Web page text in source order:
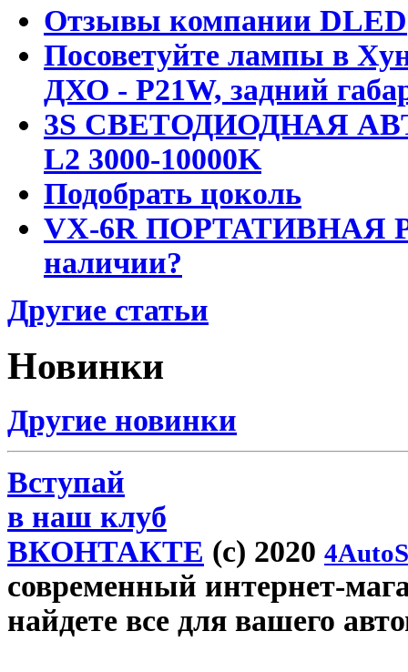
Отзывы компании DLED
Посоветуйте лампы в
ДХО - P21W, задний
3S СВЕТОДИОДНАЯ
L2 3000-10000K
Подобрать цоколь
VX-6R ПОРТАТИВНАЯ
наличии?
Другие статьи
Новинки
Другие новинки
Вступай
в наш клуб
ВКОНТАКТЕ (c) 2020
современный интернет-
найдете все для вашего